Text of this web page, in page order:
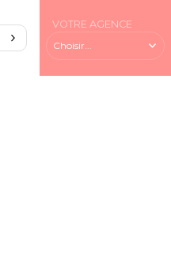
VOTRE AGENCE
Choisir...